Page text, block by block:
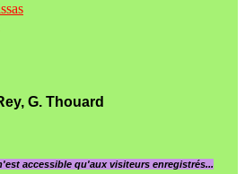
G. Thouard
accessible qu'aux visiteurs enregistrés...